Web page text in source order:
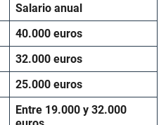
Salario anual
40.000 euros
32.000 euros
25.000 euros
Entre 19.000 y 32.000